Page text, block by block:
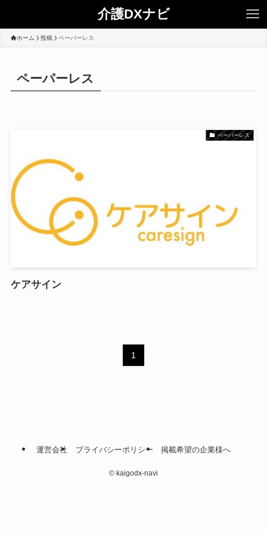
介護DXナビ
ホーム 投稿 ペーパーレス
ペーパーレス
ペーパーレス
ケアサイン
1
運営会社 プライバシーポリシー 掲載希望の企業様へ
© kaigodx-navi